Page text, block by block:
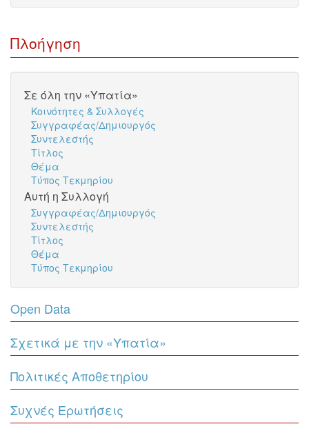
Πλοήγηση
Σε όλη την «Υπατία»
Κοινότητες & Συλλογές
Συγγραφέας/Δημιουργός
Συντελεστής
Τίτλος
Θέμα
Τύπος Τεκμηρίου
Αυτή η Συλλογή
Συγγραφέας/Δημιουργός
Συντελεστής
Τίτλος
Θέμα
Τύπος Τεκμηρίου
Open Data
Σχετικά με την «Υπατία»
Πολιτικές Αποθετηρίου
Συχνές Ερωτήσεις